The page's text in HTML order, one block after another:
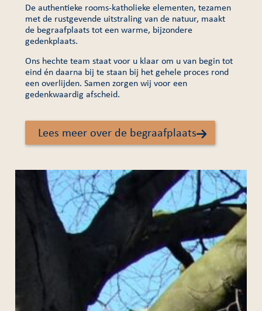
De authentieke rooms-katholieke elementen, tezamen
met de rustgevende uitstraling van de natuur, maakt
de begraafplaats tot een warme, bijzondere
gedenkplaats.
Ons hechte team staat voor u klaar om u van begin tot
eind én daarna bij te staan bij het gehele proces rond
een overlijden. Samen zorgen wij voor een
gedenkwaardig afscheid.
Lees meer over de begraafplaats